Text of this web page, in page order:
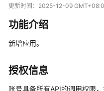
动
品
绍
更新时间： 2025-12-09
功能介绍
新增应用。
授权信息
账号具备所有API的调用权限